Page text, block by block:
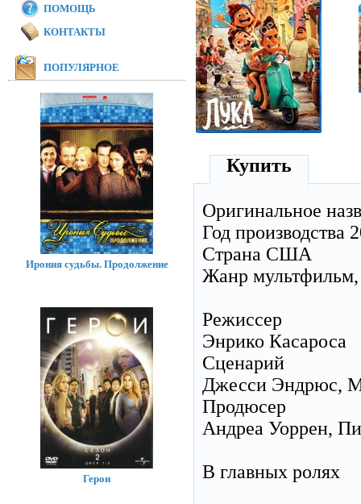
Купить
Оригинальное
Год производства
Страна США
Жанр мультфильм,
Режиссер
Энрико Касароса
Сценарий
Джесси Эндрюс,
Продюсер
Андреа Уоррен,
В главных ролях
ПОМОЩЬ
КОНТАКТЫ
ПОПУЛЯРНОЕ
Ирония судьбы. Продолжение
Герои